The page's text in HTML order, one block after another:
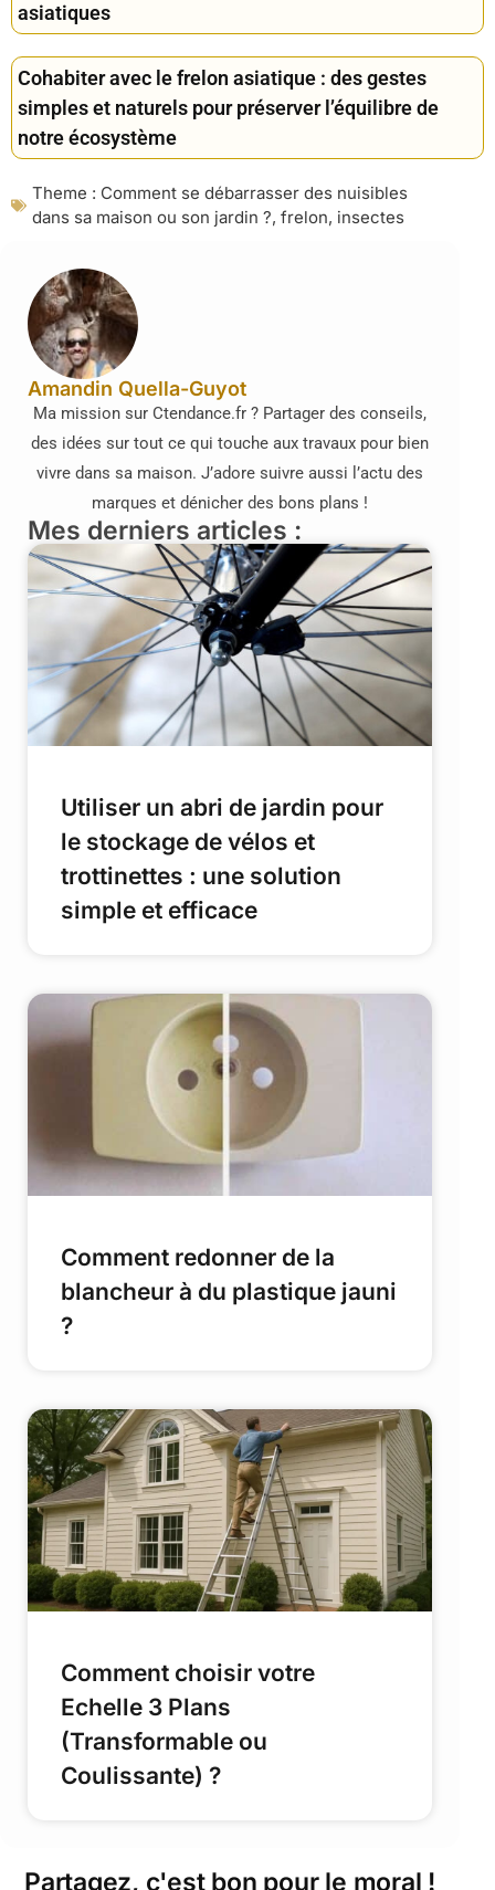
asiatiques
Cohabiter avec le frelon asiatique : des gestes
simples et naturels pour préserver l’équilibre de
notre écosystème
Theme : Comment se débarrasser des nuisibles
dans sa maison ou son jardin ?, frelon, insectes
Amandin Quella-Guyot
Ma mission sur Ctendance.fr ? Partager des conseils,
des idées sur tout ce qui touche aux travaux pour bien
vivre dans sa maison. J’adore suivre aussi l’actu des
marques et dénicher des bons plans !
Mes derniers articles :
Utiliser un abri de jardin pour
le stockage de vélos et
trottinettes : une solution
simple et efficace
Comment redonner de la
blancheur à du plastique jauni
?
Comment choisir votre
Echelle 3 Plans
(Transformable ou
Coulissante) ?
Partagez, c'est bon pour le moral !